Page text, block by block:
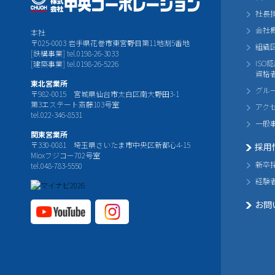
本社
〒025-0003 岩手県花巻市東宮野目第11地割5番地
[鉄構事業] tel.0198-26-3033
[建築事業] tel.0198-26-5226
東北営業所
〒982-0015 宮城県仙台市太白区南大野田3-1
第3エステート斎藤103号室
tel.022-346-8531
関東営業所
〒330-0081 埼玉県さいたま市中央区新都心4-15
Mioxフジコー702号室
tel.048-783-5550
社長
会社
組織
ISO
資格
グル
アク
一般
採用
新卒
経験
お